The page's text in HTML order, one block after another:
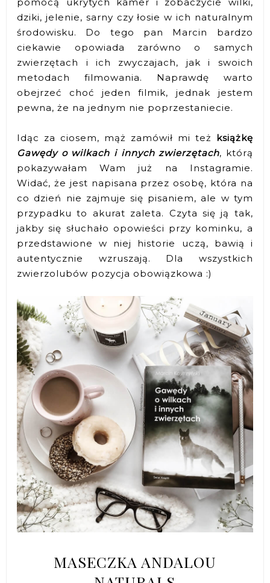
pomocą ukrytych kamer i zobaczycie wilki,
dziki, jelenie, sarny czy łosie w ich naturalnym
środowisku. Do tego pan Marcin bardzo
ciekawie opowiada zarówno o samych
zwierzętach i ich zwyczajach, jak i swoich
metodach filmowania. Naprawdę warto
obejrzeć choć jeden filmik, jednak jestem
pewna, że na jednym nie poprzestaniecie.
Idąc za ciosem, mąż zamówił mi też książkę
Gawędy o wilkach i innych zwierzętach, którą
pokazywałam Wam już na Instagramie.
Widać, że jest napisana przez osobę, która na
co dzień nie zajmuje się pisaniem, ale w tym
przypadku to akurat zaleta. Czyta się ją tak,
jakby się słuchało opowieści przy kominku, a
przedstawione w niej historie uczą, bawią i
autentycznie wzruszają. Dla wszystkich
zwierzolubów pozycja obowiązkowa :)
MASECZKA ANDALOU